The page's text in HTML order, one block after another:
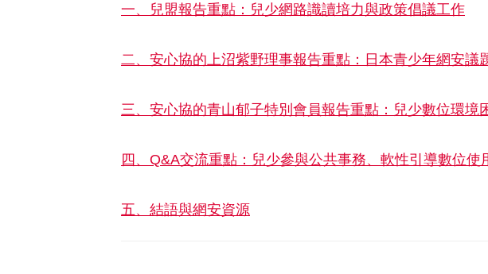
一、兒盟報告重點：兒少網路識讀培力與政策倡議工作
二、安心協的上沼紫野理事報告重點：日本青少年網安議
三、安心協的青山郁子特別會員報告重點：兒少數位環境
四、Q&A交流重點：兒少參與公共事務、軟性引導數位使
五、結語與網安資源